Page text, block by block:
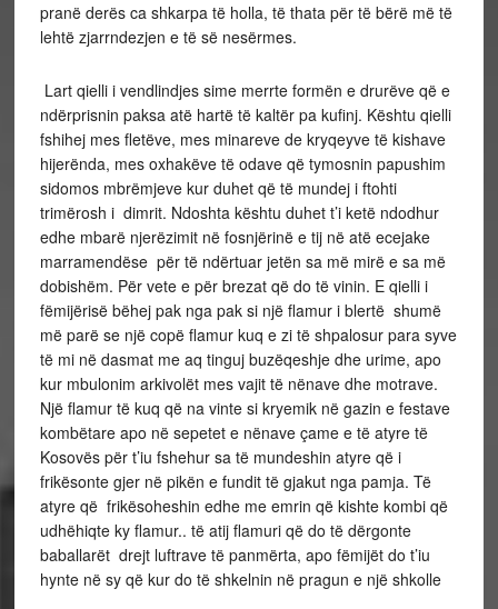
pranë derës ca shkarpa të holla, të thata për të bërë më të
lehtë zjarrndezjen e të së nesërmes.
Lart qielli i vendlindjes sime merrte formën e drurëve që e
ndërprisnin paksa atë hartë të kaltër pa kufinj. Kështu qielli
fshihej mes fletëve, mes minareve de kryqeyve të kishave
hijerënda, mes oxhakëve të odave që tymosnin papushim
sidomos mbrëmjeve kur duhet që të mundej i ftohti
trimërosh i dimrit. Ndoshta kështu duhet t’i ketë ndodhur
edhe mbarë njerëzimit në fosnjërinë e tij në atë ecejake
marramendëse për të ndërtuar jetën sa më mirë e sa më
dobishëm. Për vete e për brezat që do të vinin. E qielli i
fëmijërisë bëhej pak nga pak si një flamur i blertë shumë
më parë se një copë flamur kuq e zi të shpalosur para syve
të mi në dasmat me aq tinguj buzëqeshje dhe urime, apo
kur mbulonim arkivolët mes vajit të nënave dhe motrave.
Një flamur të kuq që na vinte si kryemik në gazin e festave
kombëtare apo në sepetet e nënave çame e të atyre të
Kosovës për t’iu fshehur sa të mundeshin atyre që i
frikësonte gjer në pikën e fundit të gjakut nga pamja. Të
atyre që frikësoheshin edhe me emrin që kishte kombi që
udhëhiqte ky flamur.. të atij flamuri që do të dërgonte
baballarët drejt luftrave të panmërta, apo fëmijët do t’iu
hynte në sy që kur do të shkelnin në pragun e një shkolle